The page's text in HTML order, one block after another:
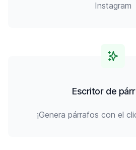
Instagram
Escritor de
¡Genera párrafos con el